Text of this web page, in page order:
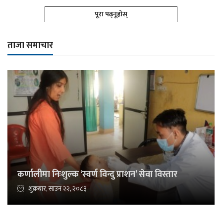
पूरा पढ्नूहोस्
ताजा समाचार
कर्णालीमा निःशुल्क ‘स्वर्ण विन्दु प्राशन’ सेवा विस्तार
शुक्रबार, साउन २२, २०८३